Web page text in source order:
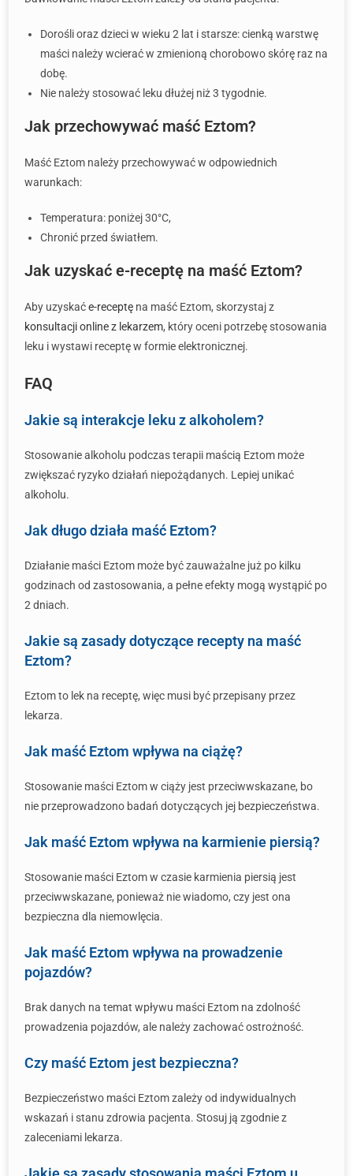
Dorośli oraz dzieci w wieku 2 lat i starsze: cienką warstwę
maści należy wcierać w zmienioną chorobowo skórę raz na
dobę.
Nie należy stosować leku dłużej niż 3 tygodnie.
Jak przechowywać maść Eztom?
Maść Eztom należy przechowywać w odpowiednich
warunkach:
Temperatura: poniżej 30°C,
Chronić przed światłem.
Jak uzyskać e-receptę na maść Eztom?
Aby uzyskaće-receptę na maść Eztom, skorzystaj z
konsultacji online z lekarzem, który oceni potrzebę stosowania
leku i wystawi receptę w formie elektronicznej.
FAQ
Jakie są interakcje leku z alkoholem?
Stosowanie alkoholu podczas terapii maścią Eztom może
zwiększać ryzyko działań niepożądanych. Lepiej unikać
alkoholu.
Jak długo działa maść Eztom?
Działanie maści Eztom może być zauważalne już po kilku
godzinach od zastosowania, a pełne efekty mogą wystąpić po
2 dniach.
Jakie są zasady dotyczące recepty na maść
Eztom?
Eztom to lek na receptę, więc musi być przepisany przez
lekarza.
Jak maść Eztom wpływa na ciążę?
Stosowanie maści Eztom w ciąży jest przeciwwskazane, bo
nie przeprowadzono badań dotyczących jej bezpieczeństwa.
Jak maść Eztom wpływa na karmienie piersią?
Stosowanie maści Eztom w czasie karmienia piersią jest
przeciwwskazane, ponieważ nie wiadomo, czy jest ona
bezpieczna dla niemowlęcia.
Jak maść Eztom wpływa na prowadzenie
pojazdów?
Brak danych na temat wpływu maści Eztom na zdolność
prowadzenia pojazdów, ale należy zachować ostrożność.
Czy maść Eztom jest bezpieczna?
Bezpieczeństwo maści Eztom zależy od indywidualnych
wskazań i stanu zdrowia pacjenta. Stosuj ją zgodnie z
zaleceniami lekarza.